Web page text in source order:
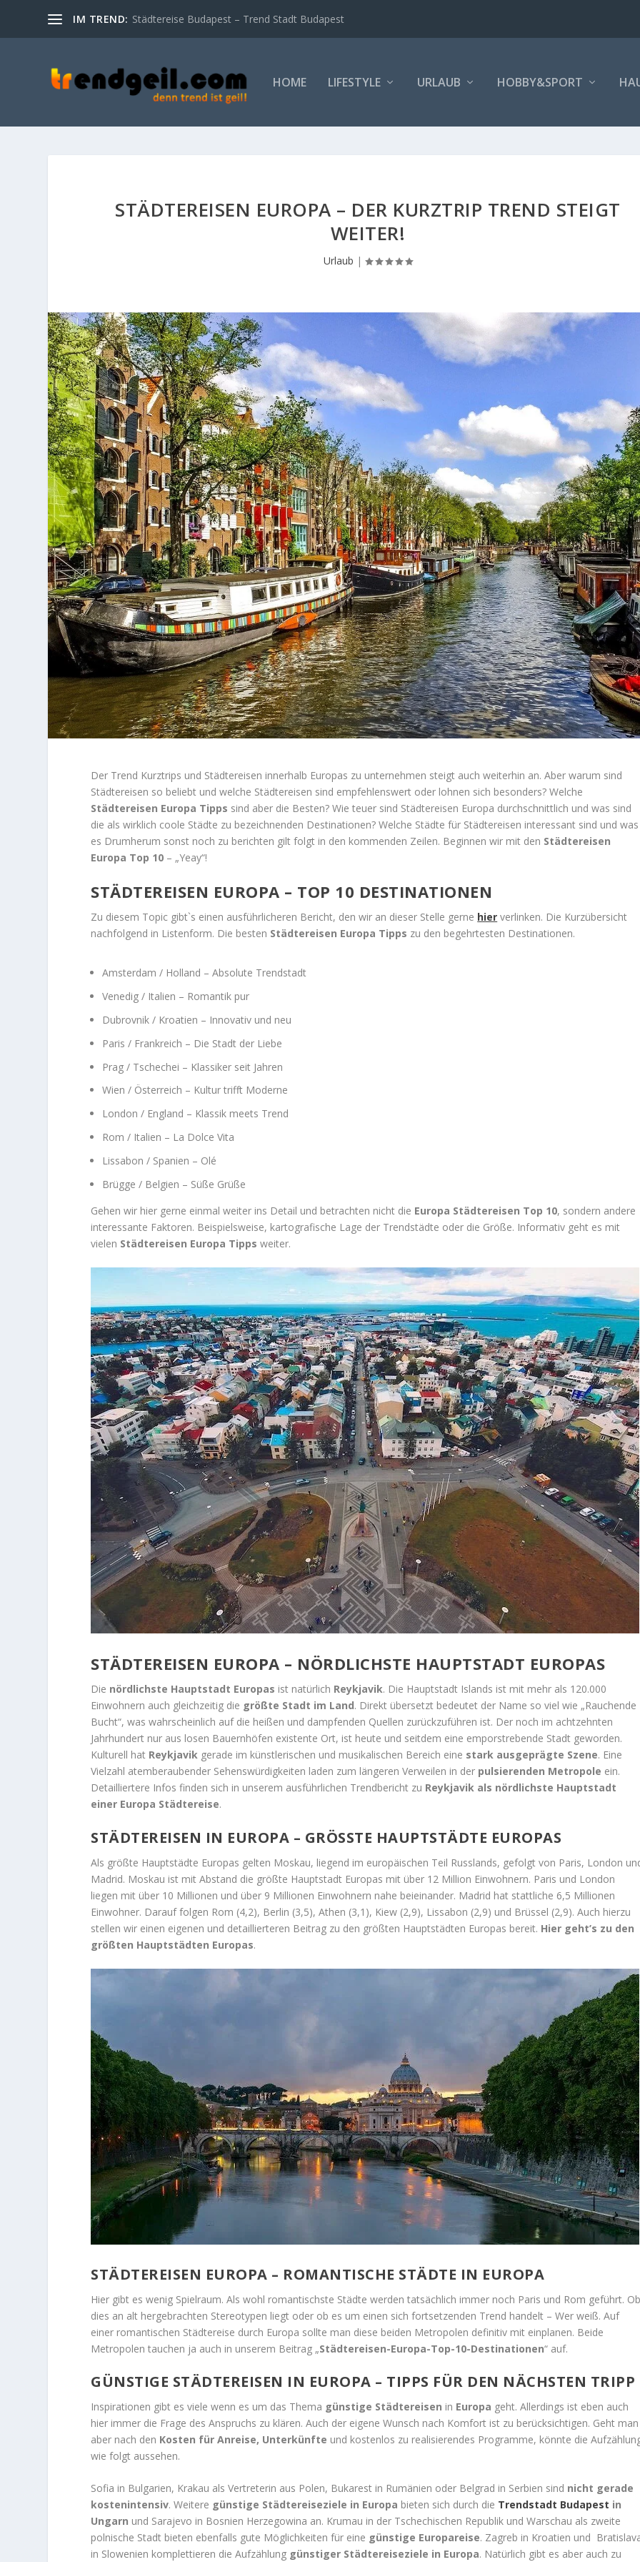
IM TREND: Städtereise Budapest – Trend Stadt Budapest
HOME LIFESTYLE URLAUB HOBBY&SPORT
STÄDTEREISEN EUROPA – DER KURZTRIP TREND STEIGT
WEITER!
Urlaub |
Der Trend Kurztrips und Städtereisen innerhalb Europas zu unternehmen steigt auch weiterhin an. Aber warum sind
Städtereisen so beliebt und welche Städtereisen sind empfehlenswert oder lohnen sich besonders? Welche
Städtereisen Europa Tipps sind aber die Besten? Wie teuer sind Städtereisen Europa durchschnittlich und was sind
die als wirklich coole Städte zu bezeichnenden Destinationen? Welche Städte für Städtereisen interessant sind und was
es Drumherum sonst noch zu berichten gilt folgt in den kommenden Zeilen. Beginnen wir mit den Städtereisen
Europa Top 10 – „Yeay“!
STÄDTEREISEN EUROPA – TOP 10 DESTINATIONEN
Zu diesem Topic gibt`s einen ausführlicheren Bericht, den wir an dieser Stelle gerne hier verlinken. Die Kurzübersicht
nachfolgend in Listenform. Die besten Städtereisen Europa Tipps zu den begehrtesten Destinationen.
Amsterdam / Holland – Absolute Trendstadt
Venedig / Italien – Romantik pur
Dubrovnik / Kroatien – Innovativ und neu
Paris / Frankreich – Die Stadt der Liebe
Prag / Tschechei – Klassiker seit Jahren
Wien / Österreich – Kultur trifft Moderne
London / England – Klassik meets Trend
Rom / Italien – La Dolce Vita
Lissabon / Spanien – Olé
Brügge / Belgien – Süße Grüße
Gehen wir hier gerne einmal weiter ins Detail und betrachten nicht die Europa Städtereisen Top 10, sondern andere
interessante Faktoren. Beispielsweise, kartografische Lage der Trendstädte oder die Größe. Informativ geht es mit
vielen Städtereisen Europa Tipps weiter.
STÄDTEREISEN EUROPA – NÖRDLICHSTE HAUPTSTADT EUROPAS
Die nördlichste Hauptstadt Europas ist natürlich Reykjavik. Die Hauptstadt Islands ist mit mehr als 120.000
Einwohnern auch gleichzeitig die größte Stadt im Land. Direkt übersetzt bedeutet der Name so viel wie „Rauchende
Bucht“, was wahrscheinlich auf die heißen und dampfenden Quellen zurückzuführen ist. Der noch im achtzehnten
Jahrhundert nur aus losen Bauernhöfen existente Ort, ist heute und seitdem eine emporstrebende Stadt geworden.
Kulturell hat Reykjavik gerade im künstlerischen und musikalischen Bereich eine stark ausgeprägte Szene. Eine
Vielzahl atemberaubender Sehenswürdigkeiten laden zum längeren Verweilen in der pulsierenden Metropole ein.
Detailliertere Infos finden sich in unserem ausführlichen Trendbericht zu Reykjavik als nördlichste Hauptstadt
einer Europa Städtereise.
STÄDTEREISEN IN EUROPA – GRÖSSTE HAUPTSTÄDTE EUROPAS
Als größte Hauptstädte Europas gelten Moskau, liegend im europäischen Teil Russlands, gefolgt von Paris, London
Madrid. Moskau ist mit Abstand die größte Hauptstadt Europas mit über 12 Million Einwohnern. Paris und London
liegen mit über 10 Millionen und über 9 Millionen Einwohnern nahe beieinander. Madrid hat stattliche 6,5 Millionen
Einwohner. Darauf folgen Rom (4,2), Berlin (3,5), Athen (3,1), Kiew (2,9), Lissabon (2,9) und Brüssel (2,9). Auch hierzu
stellen wir einen eigenen und detaillierteren Beitrag zu den größten Hauptstädten Europas bereit. Hier geht’s zu den
größten Hauptstädten Europas.
STÄDTEREISEN EUROPA – ROMANTISCHE STÄDTE IN EUROPA
Hier gibt es wenig Spielraum. Als wohl romantischste Städte werden tatsächlich immer noch Paris und Rom geführt.
dies an alt hergebrachten Stereotypen liegt oder ob es um einen sich fortsetzenden Trend handelt – Wer weiß. Auf
einer romantischen Städtereise durch Europa sollte man diese beiden Metropolen definitiv mit einplanen. Beide
Metropolen tauchen ja auch in unserem Beitrag „Städtereisen-Europa-Top-10-Destinationen“ auf.
GÜNSTIGE STÄDTEREISEN IN EUROPA – TIPPS FÜR DEN NÄCHSTEN TRIPP
Inspirationen gibt es viele wenn es um das Thema günstige Städtereisen in Europa geht. Allerdings ist eben auch
hier immer die Frage des Anspruchs zu klären. Auch der eigene Wunsch nach Komfort ist zu berücksichtigen. Geht man
aber nach den Kosten für Anreise, Unterkünfte und kostenlos zu realisierendes Programme, könnte die
wie folgt aussehen.
Sofia in Bulgarien, Krakau als Vertreterin aus Polen, Bukarest in Rumänien oder Belgrad in Serbien sind nicht gerade
kostenintensiv. Weitere günstige Städtereiseziele in Europa bieten sich durch die Trendstadt Budapest in
Ungarn und Sarajevo in Bosnien Herzegowina an. Krumau in der Tschechischen Republik und Warschau als zweite
polnische Stadt bieten ebenfalls gute Möglichkeiten für eine günstige Europareise. Zagreb in Kroatien und
in Slowenien komplettieren die Aufzählung günstiger Städtereiseziele in Europa. Natürlich gibt es aber auch zu